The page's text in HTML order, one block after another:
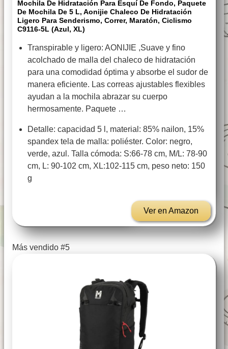
Mochila De Hidratación Para Esquí De Fondo, Paquete
De Mochila De 5 L, Aonijie Chaleco De Hidratación
Ligero Para Senderismo, Correr, Maratón, Ciclismo
C9116-5L (azul, XL)
Transpirable y ligero: AONIJIE ,Suave y fino
acolchado de malla del chaleco de hidratación
para una comodidad óptima y absorbe el sudor de
manera eficiente. Las correas ajustables flexibles
ayudan a la mochila abrazar su cuerpo
hermosamente. Paquete …
Detalle: capacidad 5 l, material: 85% nailon, 15%
spandex tela de malla: poliéster. Color: negro,
verde, azul. Talla cómoda: S:66-78 cm, M/L: 78-90
cm, L: 90-102 cm, XL:102-115 cm, peso neto: 150
g
Ver en Amazon
Más vendido #5